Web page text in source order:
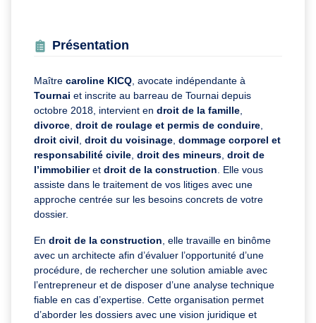
Présentation
Maître caroline KICQ, avocate indépendante à
Tournai et inscrite au barreau de Tournai depuis
octobre 2018, intervient en droit de la famille,
divorce, droit de roulage et permis de conduire,
droit civil, droit du voisinage, dommage corporel et
responsabilité civile, droit des mineurs, droit de
l’immobilieret droit de la construction. Elle vous
assiste dans le traitement de vos litiges avec une
approche centrée sur les besoins concrets de votre
dossier.
En droit de la construction, elle travaille en binôme
avec un architecte afin d’évaluer l’opportunité d’une
procédure, de rechercher une solution amiable avec
l’entrepreneur et de disposer d’une analyse technique
fiable en cas d’expertise. Cette organisation permet
d’aborder les dossiers avec une vision juridique et